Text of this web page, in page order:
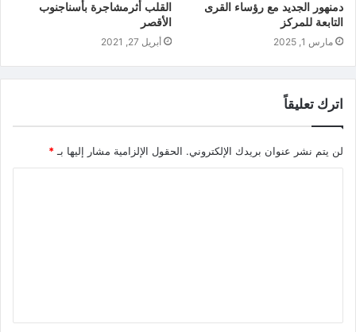
دمنهور الجديد مع رؤساء القرى
التابعة للمركز
مارس 1, 2025
القلب أثرمشاجرة بأسناجنوب
الأقصر
أبريل 27, 2021
اترك تعليقاً
لن يتم نشر عنوان بريدك الإلكتروني. الحقول الإلزامية مشار إليها بـ *